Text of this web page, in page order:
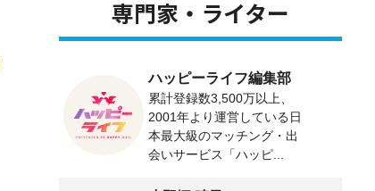
専門家・ライター
ハッピーライフ編集部
累計登録数3,500万以上、
2001年より運営している日
本最大級のマッチング・出
会いサービス「ハッピ...